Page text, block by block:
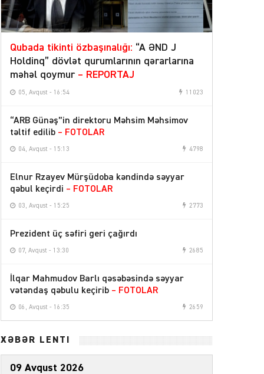
Qubada tikinti özbaşınalığı: “A ƏND J
Holdinq” dövlət qurumlarının qərarlarına
məhəl qoymur – REPORTAJ
05, Avqust - 16:54 11023
“ARB Günəş”in direktoru Məhsim Məhsimov
təltif edilib – FOTOLAR
04, Avqust - 15:13 4798
Elnur Rzayev Mürşüdoba kəndində səyyar
qəbul keçirdi – FOTOLAR
03, Avqust - 15:25 2773
Prezident üç səfiri geri çağırdı
07, Avqust - 13:30 2685
İlqar Mahmudov Barlı qəsəbəsində səyyar
vətəndaş qəbulu keçirib – FOTOLAR
06, Avqust - 16:35 2659
XƏBƏR LENTİ
09 Avqust 2026